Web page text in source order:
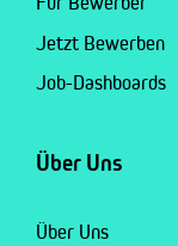
Jetzt Bewerben
Job-Dashboards
Über Uns
Über Uns